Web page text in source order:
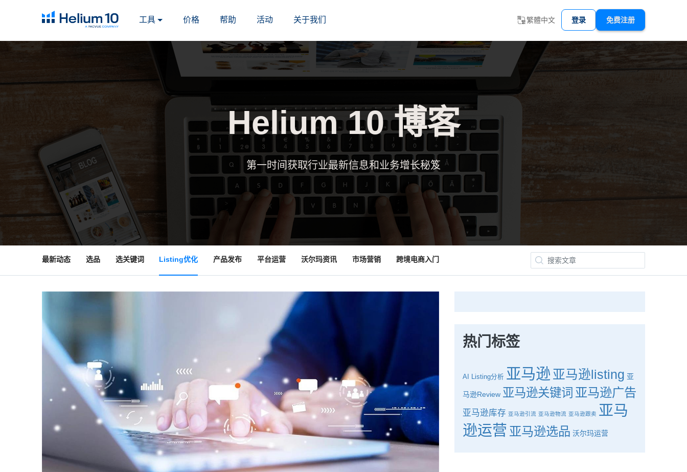
工具 价格 帮助 活动 关于我们 繁體中文 登录 免费注册
Helium 10 博客
第一时间获取行业最新信息和业务增长秘笈
最新动态 选品 选关键词 Listing优化 产品发布 平台运营 沃尔玛资讯 市场营销 跨境电商入门
热门标签
AI Listing分析 亚马逊 亚马逊listing 亚
马逊Review 亚马逊关键词 亚马逊广告
亚马逊库存 亚马逊引流 亚马逊物流 亚马逊跟卖 亚马
逊运营 亚马逊选品 沃尔玛运营